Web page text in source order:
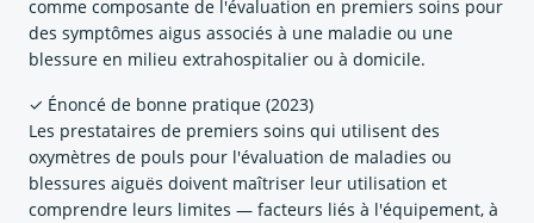
comme composante de l'évaluation en premiers soins pour
des symptômes aigus associés à une maladie ou une
blessure en milieu extrahospitalier ou à domicile.
✓ Énoncé de bonne pratique (2023)
Les prestataires de premiers soins qui utilisent des
oxymètres de pouls pour l'évaluation de maladies ou
blessures aiguës doivent maîtriser leur utilisation et
comprendre leurs limites — facteurs liés à l'équipement, à